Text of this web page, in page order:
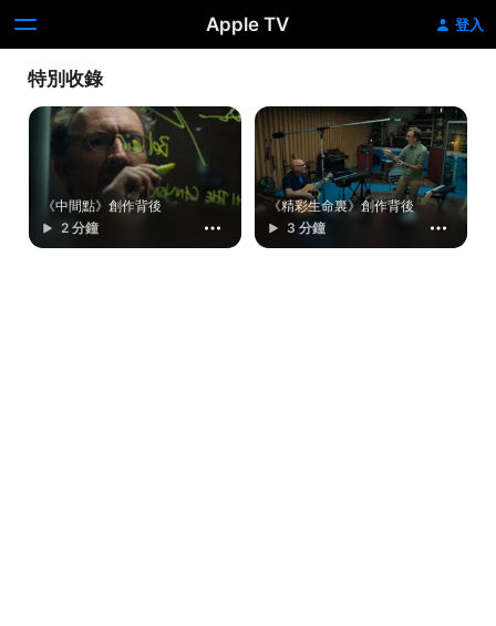
Apple TV 登入
特別收錄
《中間點》創作背後
2 分鐘
《精彩生命裏》創作背後
3 分鐘